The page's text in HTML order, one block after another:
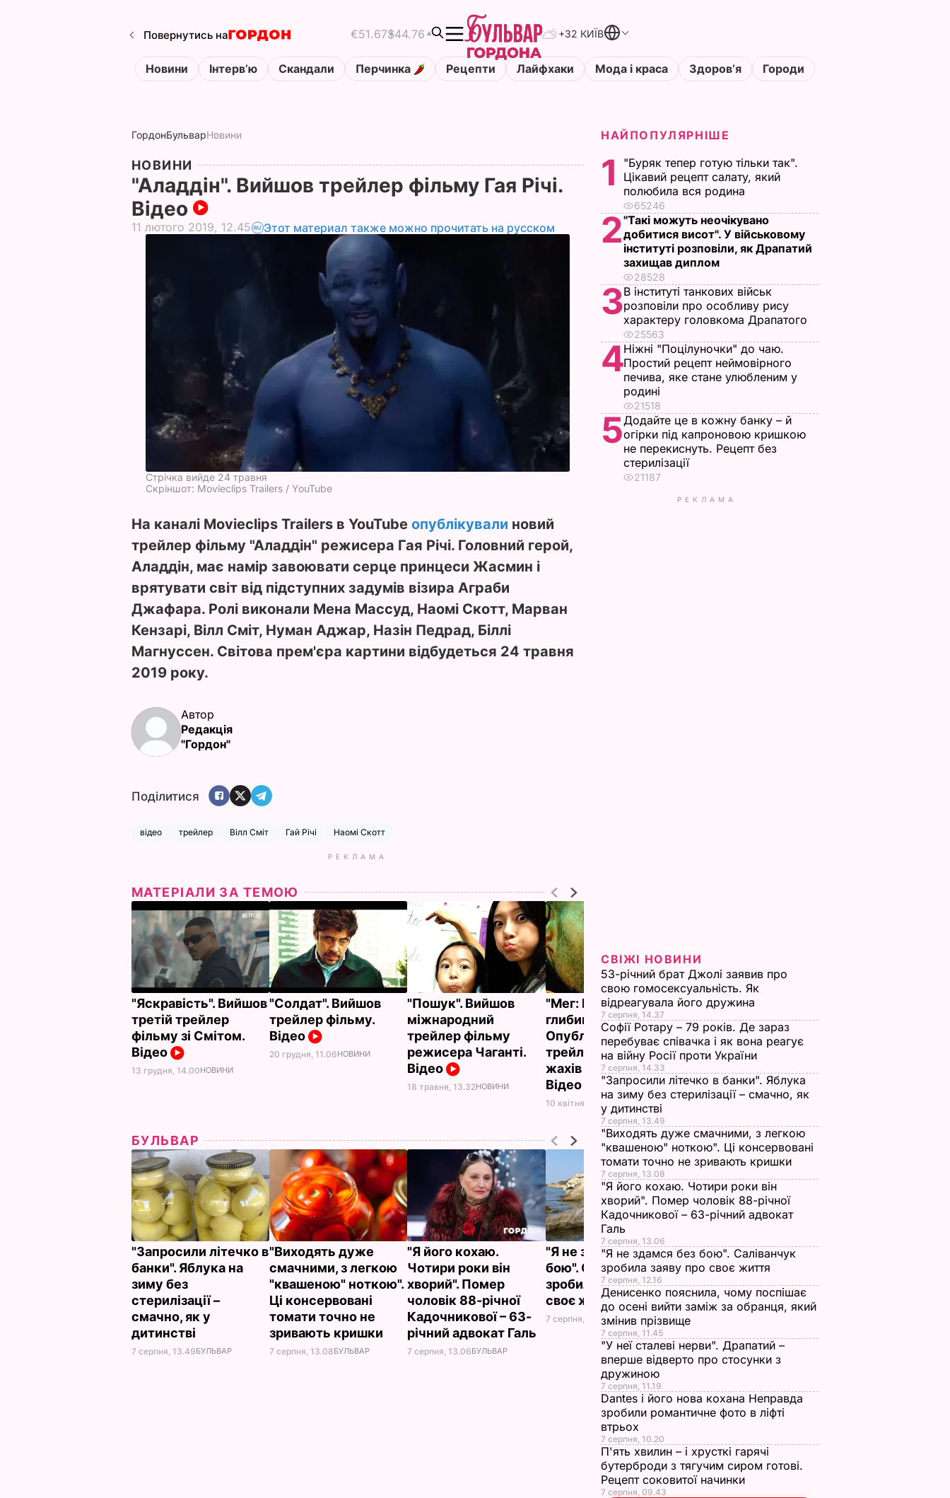
Повернутись на €51.67$44.76 +32 КИЇВ
Новини Інтервʼю Скандали Перчинка Рецепти Лайфхаки Мода і краса Здоровʼя Городи
ГордонБульварНовини
НОВИНИ
"Аладдін". Вийшов трейлер фільму Гая Річі.
Відео
11 лютого 2019, 12.45 Этот материал также можно прочитать на русском
Стрічка вийде 24 травня
Скріншот: Movieclips Trailers / YouTube
На каналі Movieclips Trailers в YouTube опублікували новий
трейлер фільму "Аладдін" режисера Гая Річі. Головний герой,
Аладдін, має намір завоювати серце принцеси Жасмин і
врятувати світ від підступних задумів візира Аграби
Джафара. Ролі виконали Мена Массуд, Наомі Скотт, Марван
Кензарі, Вілл Сміт, Нуман Аджар, Назін Педрад, Біллі
Магнуссен. Світова прем'єра картини відбудеться 24 травня
2019 року.
Автор
Редакція
"Гордон"
Поділитися
відео трейлер Вілл Сміт Гай Річі Наомі Скотт
РЕКЛАМА
МАТЕРІАЛИ ЗА ТЕМОЮ
"Яскравість". Вийшов
третій трейлер
фільму зі Смітом.
Відео
13 грудня, 14.00НОВИНИ
"Солдат". Вийшов
трейлер фільму.
Відео
20 грудня, 11.06НОВИНИ
"Пошук". Вийшов
міжнародний
трейлер фільму
режисера Чаганті.
Відео
18 травня, 13.32НОВИНИ
"Мег: Монстр
глибини".
Опубліковано
трейлер фільму
жахів зі Стейтемом.
Відео
10 квітня, 14.04 НОВИНИ
"Спекотні літні ночі".
Вийшов трейлер
фільму. Відео
16 квітня, 15.09НОВИНИ
БУЛЬВАР
"Запросили літечко в
банки". Яблука на
зиму без
стерилізації –
смачно, як у
дитинстві
7 серпня, 13.49БУЛЬВАР
"Виходять дуже
смачними, з легкою
"квашеною" ноткою".
Ці консервовані
томати точно не
зривають кришки
7 серпня, 13.08БУЛЬВАР
"Я його кохаю.
Чотири роки він
хворий". Помер
чоловік 88-річної
Кадочникової – 63-
річний адвокат Галь
7 серпня, 13.06БУЛЬВАР
"Я не здамся без
бою". Саліванчук
зробила заяву про
своє життя
7 серпня, 12.16БУЛЬВАР
Денисенко
пояснила, чому
поспішає до осені
вийти заміж за
обранця, який змінив
7 серпня, 11.45БУЛЬВАР
НАЙПОПУЛЯРНІШЕ
1
"Буряк тепер готую тільки так".
Цікавий рецепт салату, який
полюбила вся родина
65246
2"Такі можуть неочікувано
добитися висот". У військовому
інституті розповіли, як Драпатий
захищав диплом
28528
3В інституті танкових військ
розповіли про особливу рису
характеру головкома Драпатого
25563
4Ніжні "Поцілуночки" до чаю.
Простий рецепт неймовірного
печива, яке стане улюбленим у
родині
21518
5Додайте це в кожну банку – й
огірки під капроновою кришкою
не перекиснуть. Рецепт без
стерилізації
21187
РЕКЛАМА
СВІЖІ НОВИНИ
53-річний брат Джолі заявив про
свою гомосексуальність. Як
відреагувала його дружина
7 серпня, 14.37
Софії Ротару – 79 років. Де зараз
перебуває співачка і як вона реагує
на війну Росії проти України
7 серпня, 14.33
"Запросили літечко в банки". Яблука
на зиму без стерилізації – смачно, як
у дитинстві
7 серпня, 13.49
"Виходять дуже смачними, з легкою
"квашеною" ноткою". Ці консервовані
томати точно не зривають кришки
7 серпня, 13.08
"Я його кохаю. Чотири роки він
хворий". Помер чоловік 88-річної
Кадочникової – 63-річний адвокат
Галь
7 серпня, 13.06
"Я не здамся без бою". Саліванчук
зробила заяву про своє життя
7 серпня, 12.16
Денисенко пояснила, чому поспішає
до осені вийти заміж за обранця, який
змінив прізвище
7 серпня, 11.45
"У неї сталеві нерви". Драпатий –
вперше відверто про стосунки з
дружиною
7 серпня, 11.19
Dantes і його нова кохана Неправда
зробили романтичне фото в ліфті
втрьох
7 серпня, 10.20
П'ять хвилин – і хрусткі гарячі
бутерброди з тягучим сиром готові.
Рецепт соковитої начинки
7 серпня, 09.43